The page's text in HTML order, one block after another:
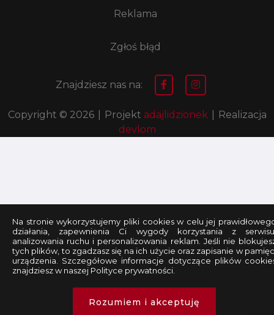
Reklama
Zgłoś błąd
Znajdziesz nas na:
Copyright © 2026 Projekt adajlidzionek
Realizacja
devlom
Na stronie wykorzystujemy pliki cookies w celu jej
działania, zapewnienia Ci wygody korzystania z
analizowania ruchu i personalizowania reklam. Jeśli nie
tych plików, to zgadzasz się na ich użycie oraz zapisanie w
urządzenia. Szczegółowe informacje dotyczące plików
znajdziesz w naszej Polityce prywatności.
Rozumiem i akceptuję